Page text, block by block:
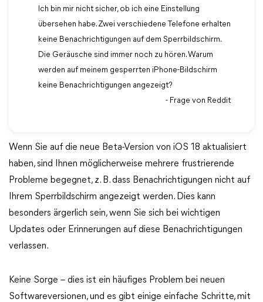
Ich bin mir nicht sicher, ob ich eine Einstellung
übersehen habe. Zwei verschiedene Telefone erhalten
keine Benachrichtigungen auf dem Sperrbildschirm.
Die Geräusche sind immer noch zu hören. Warum
werden auf meinem gesperrten iPhone-Bildschirm
keine Benachrichtigungen angezeigt?
- Frage von Reddit
Wenn Sie auf die neue Beta-Version von iOS 18 aktualisiert
haben, sind Ihnen möglicherweise mehrere frustrierende
Probleme begegnet, z. B. dass Benachrichtigungen nicht auf
Ihrem Sperrbildschirm angezeigt werden. Dies kann
besonders ärgerlich sein, wenn Sie sich bei wichtigen
Updates oder Erinnerungen auf diese Benachrichtigungen
verlassen.
Keine Sorge – dies ist ein häufiges Problem bei neuen
Softwareversionen, und es gibt einige einfache Schritte, mit